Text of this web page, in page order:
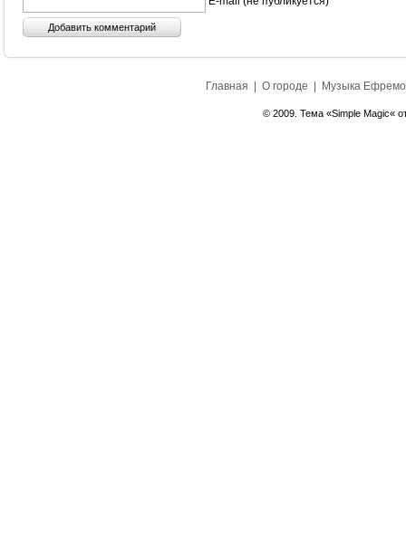
Главная О городе Музыка
© 2009. Тема «Simple Magic«